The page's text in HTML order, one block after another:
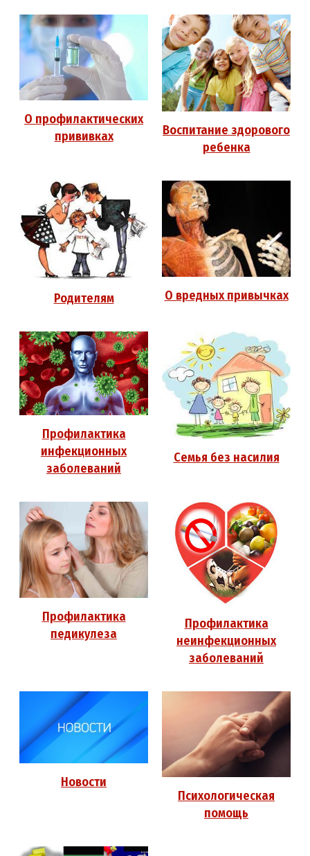
О профилактических
прививках
Воспитание здорового
ребенка
Родителям О вредных привычках
Профилактика
инфекционных
заболеваний
Семья без насилия
Профилактика
педикулеза
Профилактика
неинфекционных
заболеваний
Новости
Психологическая
помощь